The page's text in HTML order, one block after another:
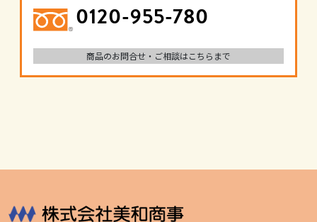
0120-955-780
商品のお問合せ・ご相談はこちらまで